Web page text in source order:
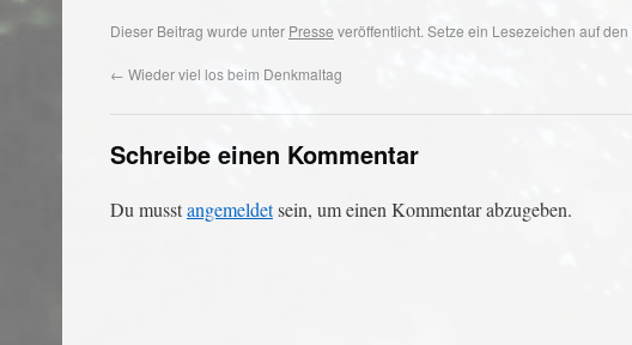
Dieser Beitrag wurde unter Presse veröffentlicht. Setze ein Lesezeichen auf den
← Wieder viel los beim Denkmaltag
Schreibe einen Kommentar
Du musstangemeldetsein, um einen Kommentar abzugeben.